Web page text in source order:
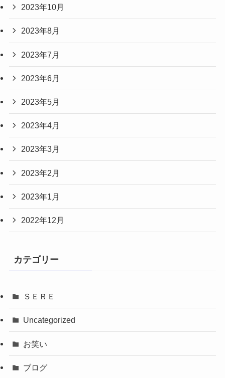
2023年10月
2023年8月
2023年7月
2023年6月
2023年5月
2023年4月
2023年3月
2023年2月
2023年1月
2022年12月
カテゴリー
ＳＥＲＥ
Uncategorized
お笑い
ブログ